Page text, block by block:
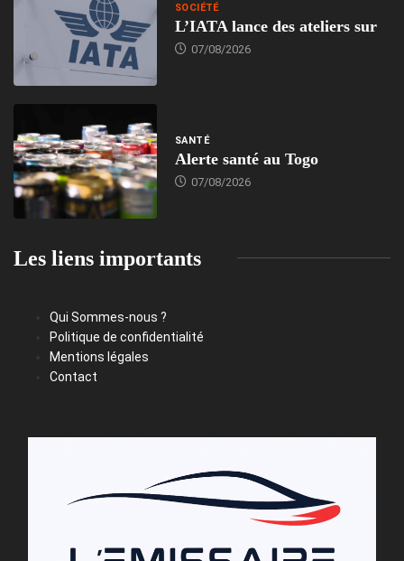
SOCIÉTÉ
L’IATA lance des ateliers sur
07/08/2026
SANTÉ
Alerte santé au Togo
07/08/2026
Les liens importants
Qui Sommes-nous ?
Politique de confidentialité
Mentions légales
Contact